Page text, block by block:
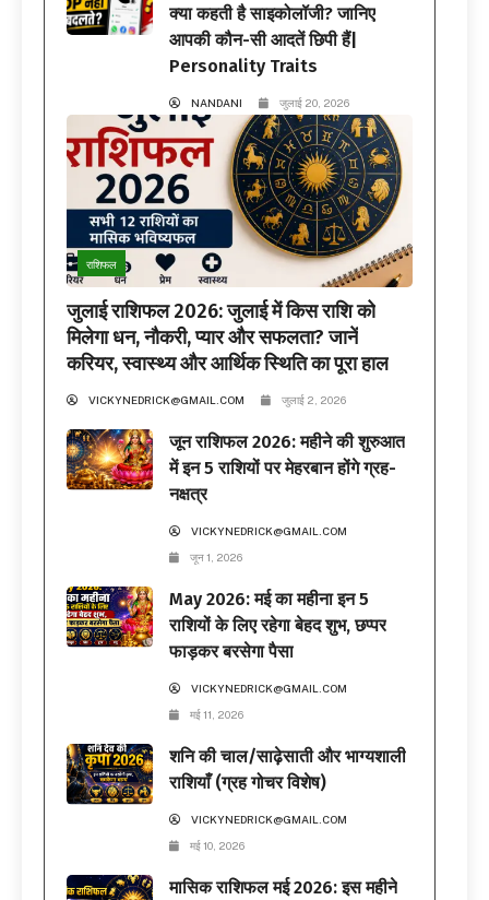
क्या कहती है साइकोलॉजी? जानिए
आपकी कौन-सी आदतें छिपी हैं|
Personality Traits
NANDANI जुलाई 20, 2026
राशिफल
जुलाई राशिफल 2026: जुलाई में किस राशि को
मिलेगा धन, नौकरी, प्यार और सफलता? जानें
करियर, स्वास्थ्य और आर्थिक स्थिति का पूरा हाल
VICKYNEDRICK@GMAIL.COM जुलाई 2, 2026
जून राशिफल 2026: महीने की शुरुआत
में इन 5 राशियों पर मेहरबान होंगे ग्रह-
नक्षत्र
VICKYNEDRICK@GMAIL.COM
जून 1, 2026
May 2026: मई का महीना इन 5
राशियों के लिए रहेगा बेहद शुभ, छप्पर
फाड़कर बरसेगा पैसा
VICKYNEDRICK@GMAIL.COM
मई 11, 2026
शनि की चाल/साढ़ेसाती और भाग्यशाली
राशियाँ (ग्रह गोचर विशेष)
VICKYNEDRICK@GMAIL.COM
मई 10, 2026
मासिक राशिफल मई 2026: इस महीने